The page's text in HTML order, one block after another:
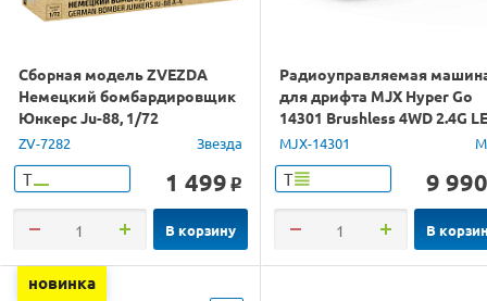
Сборная модель ZVEZDA
Немецкий бомбардировщик
Юнкерс Ju-88, 1/72
ZV-7282 Звезда
Т 1 499 o
В корзину
Радиоуправляемая
для дрифта MJX Hyper Go
14301 Brushless 4WD 2.4G
1/14 RTR
MJX-14301
Т 9 990
В
новинка